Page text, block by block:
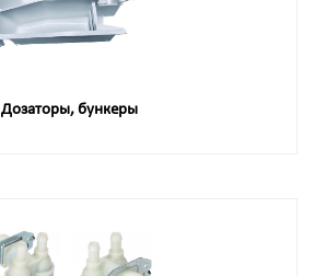
Дозаторы, бункеры